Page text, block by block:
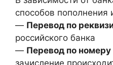
способов пополнения
— Перевод по
российского банка
— Перевод по
зачисление